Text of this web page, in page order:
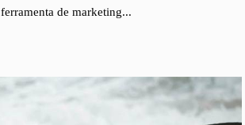
ferramenta de marketing...